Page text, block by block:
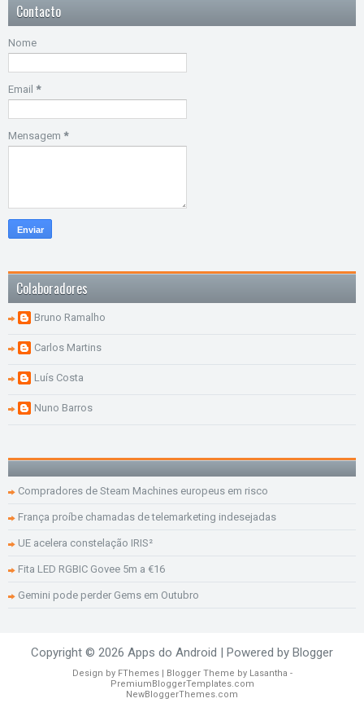
Contacto
Nome
Email *
Mensagem *
Colaboradores
Bruno Ramalho
Carlos Martins
Luís Costa
Nuno Barros
Compradores de Steam Machines europeus em risco
França proíbe chamadas de telemarketing indesejadas
UE acelera constelação IRIS²
Fita LED RGBIC Govee 5m a €16
Gemini pode perder Gems em Outubro
Copyright © 2026 Apps do Android | Powered by Blogger
Design by FThemes| Blogger Theme by Lasantha -
PremiumBloggerTemplates.com
NewBloggerThemes.com